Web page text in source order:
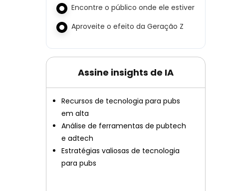
Encontre o público onde ele estiver
Aproveite o efeito da Geração Z
Assine insights de IA
Recursos de tecnologia para pubs
em alta
Análise de ferramentas de pubtech
e adtech
Estratégias valiosas de tecnologia
para pubs